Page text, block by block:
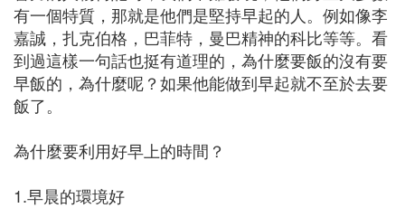
有一個特質，那就是他們是堅持早起的人。例如像李
嘉誠，扎克伯格，巴菲特，曼巴精神的科比等等。看
到過這樣一句話也挺有道理的，為什麼要飯的沒有要
早飯的，為什麼呢？如果他能做到早起就不至於去要
飯了。
為什麼要利用好早上的時間？
1.早晨的環境好